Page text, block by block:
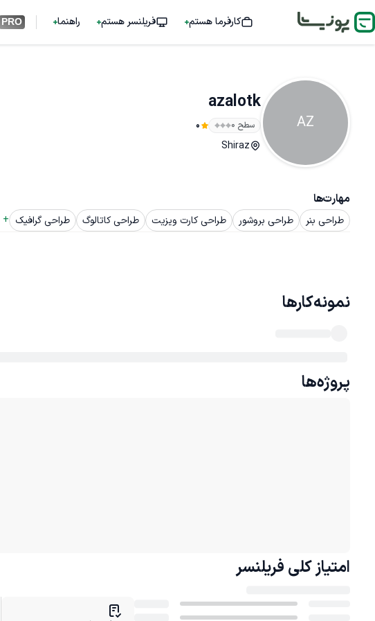
کارفرما هستم فریلنسر هستم راهنما PRO
AZ
azalotk
سطح ۰ 0
Shiraz
مهارت‌ها
طراحی بنر طراحی بروشور طراحی کارت ویزیت طراحی کاتالوگ طراحی گرافیک +
نمونه‌کارها
پروژه‌ها
امتیاز کلی فریلنسر